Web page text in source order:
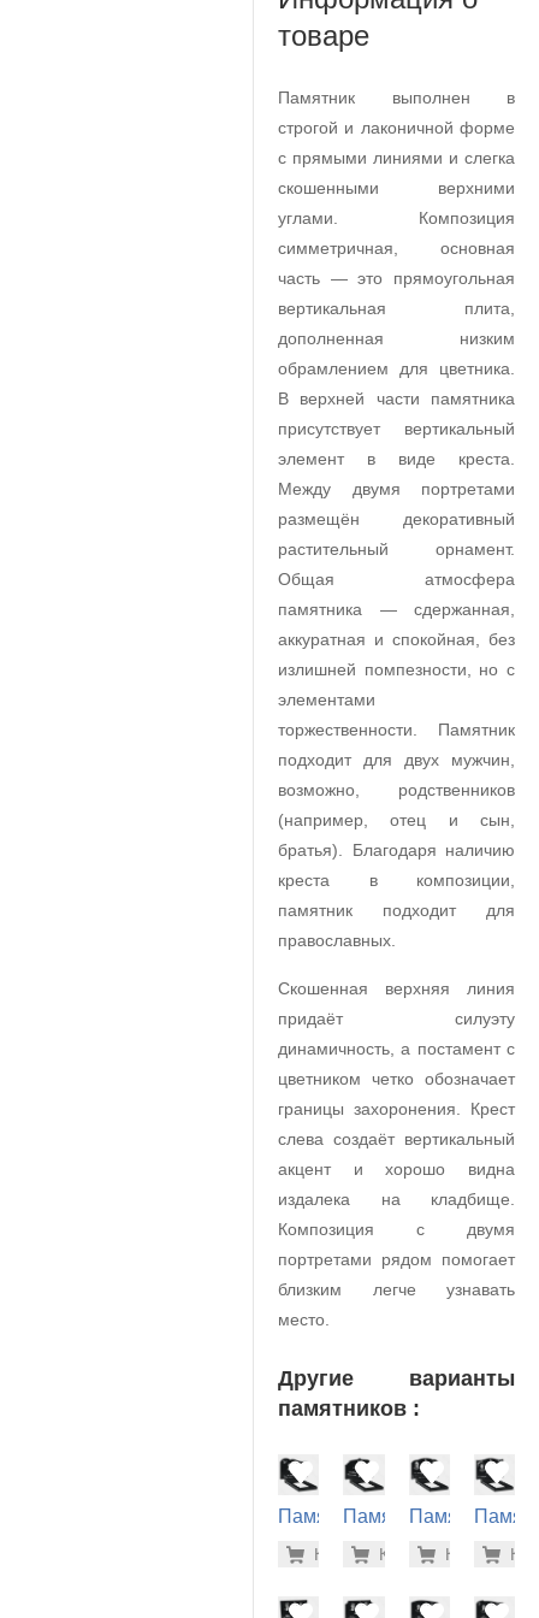
товаре
Памятник выполнен в
строгой и лаконичной форме
с прямыми линиями и слегка
скошенными верхними
углами. Композиция
симметричная, основная
часть — это прямоугольная
вертикальная плита,
дополненная низким
обрамлением для цветника.
В верхней части памятника
присутствует вертикальный
элемент в виде креста.
Между двумя портретами
размещён декоративный
растительный орнамент.
Общая атмосфера
памятника — сдержанная,
аккуратная и спокойная, без
излишней помпезности, но с
элементами
торжественности. Памятник
подходит для двух мужчин,
возможно, родственников
(например, отец и сын,
братья). Благодаря наличию
креста в композиции,
памятник подходит для
православных.
Скошенная верхняя линия
придаёт силуэту
динамичность, а постамент с
цветником четко обозначает
границы захоронения. Крест
слева создаёт вертикальный
акцент и хорошо видна
издалека на кладбище.
Композиция с двумя
портретами рядом помогает
близким легче узнавать
место.
Другие варианты
памятников :
Памятник
могилу
-7% 33.500
Купить
Памятник
могилу
-7%
Купить
Памятник
могилу
-
Купитьмогилу